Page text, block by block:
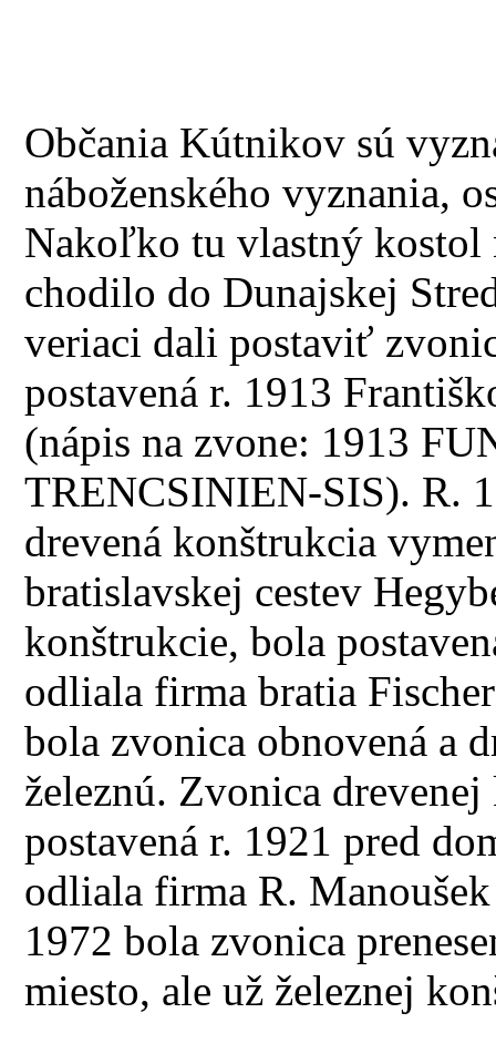
Občania Kútnikov sú
náboženského vyznania,
Nakoľko tu vlastný kostol
chodilo do Dunajskej
veriaci dali postaviť
postavená r. 1913
(nápis na zvone: 1913
TRENCSINIEN-SIS). R.
drevená konštrukcia
bratislavskej cestev
konštrukcie, bola
odliala firma bratia
bola zvonica obnovená a
železnú. Zvonica
postavená r. 1921 pred
odliala firma R.
1972 bola zvonica
miesto, ale už železnej